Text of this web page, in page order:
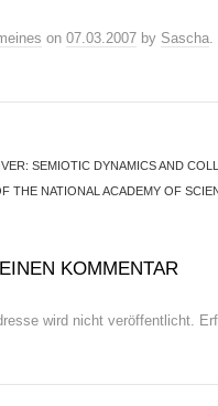
on 07.03.2007 by Sascha.
SEMIOTIC DYNAMICS AND
THE NATIONAL ACADEMY OF
KOMMENTAR
wird nicht veröffentlicht.